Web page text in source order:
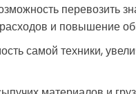
перевозить
и повышение
самой техники,